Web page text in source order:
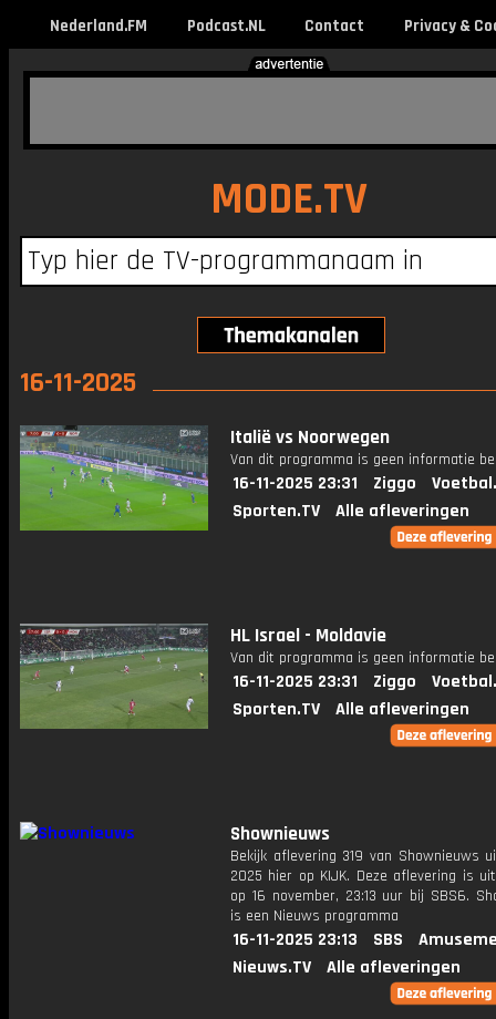
Nederland.FM Podcast.NL Contact Privacy &
MODE.TV
16-11-2025
Italië vs Noorwegen
Van dit programma is geen informatie
16-11-2025 23:31 Ziggo
Sporten.TV
Alle afleveringen
HL Israel - Moldavie
Van dit programma is geen informatie
16-11-2025 23:31 Ziggo
Sporten.TV
Alle afleveringen
Shownieuws
Bekijk aflevering 319 van Shownieuws
2025 hier op KIJK. Deze aflevering is
op 16 november, 23:13 uur bij SBS6.
is een Nieuws programma
16-11-2025 23:13 SBS
Nieuws.TV
Alle afleveringen